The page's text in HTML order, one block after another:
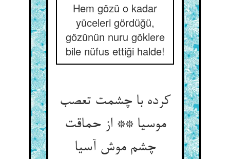
Hem gözü o kadar
yüceleri gördüğü,
gözünün nuru göklere
bile nüfus ettiği halde!
کرده با چشمت تعصب
موسیا ** از حماقت
چشم موش آسیا